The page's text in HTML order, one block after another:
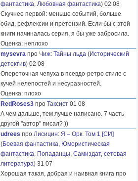
фантастика, Любовная фантастика) 02 08
Скучнее первой: меньше событий, больше
обид, рефлексии и претензий. Если бы с этой
книги начиналась серия, я бы уже забросила.
Оценка: неплохо
mysevra про Чиж: Тайны льда (Исторический
детектив) 02 08
Опереточная чепуха в псевдо-ретро стиле с
кучей нелепостей и несуразностей.
Оценка: плохо
RedRoses3 про Таксист 01 08
А чем дальше, тем лучше написано. 7 часть
другой "автор" писал? ))
udrees про Лисицин: Я – Орк. Том 1 [СИ]
(Боевая фантастика, Юмористическая
фантастика, Попаданцы, Самиздат, сетевая
литература) 31 07
Хорошая такая, добрая и наивная книга про